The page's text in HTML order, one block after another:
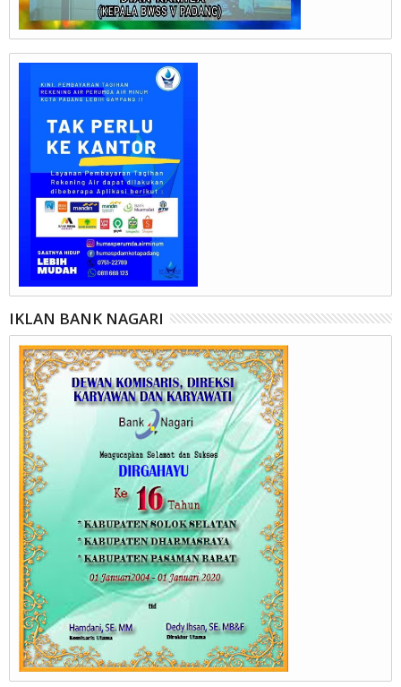
IKLAN BANK NAGARI